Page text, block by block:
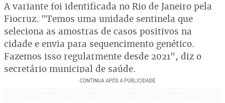
A variante foi identificada no Rio de Janeiro pela
Fiocruz. "Temos uma unidade sentinela que
seleciona as amostras de casos positivos na
cidade e envia para sequencimento genético.
Fazemos isso regularmente desde 2021", diz o
secretário municipal de saúde.